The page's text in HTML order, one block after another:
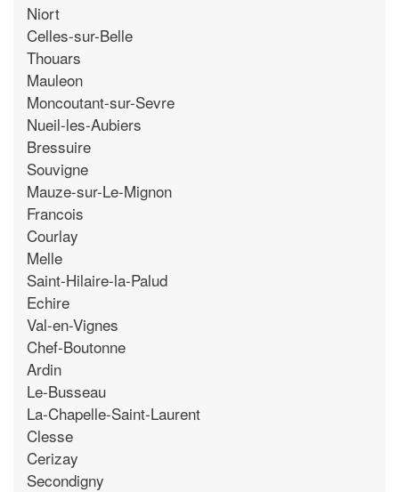
Niort
Celles-sur-Belle
Thouars
Mauleon
Moncoutant-sur-Sevre
Nueil-les-Aubiers
Bressuire
Souvigne
Mauze-sur-Le-Mignon
Francois
Courlay
Melle
Saint-Hilaire-la-Palud
Echire
Val-en-Vignes
Chef-Boutonne
Ardin
Le-Busseau
La-Chapelle-Saint-Laurent
Clesse
Cerizay
Secondigny